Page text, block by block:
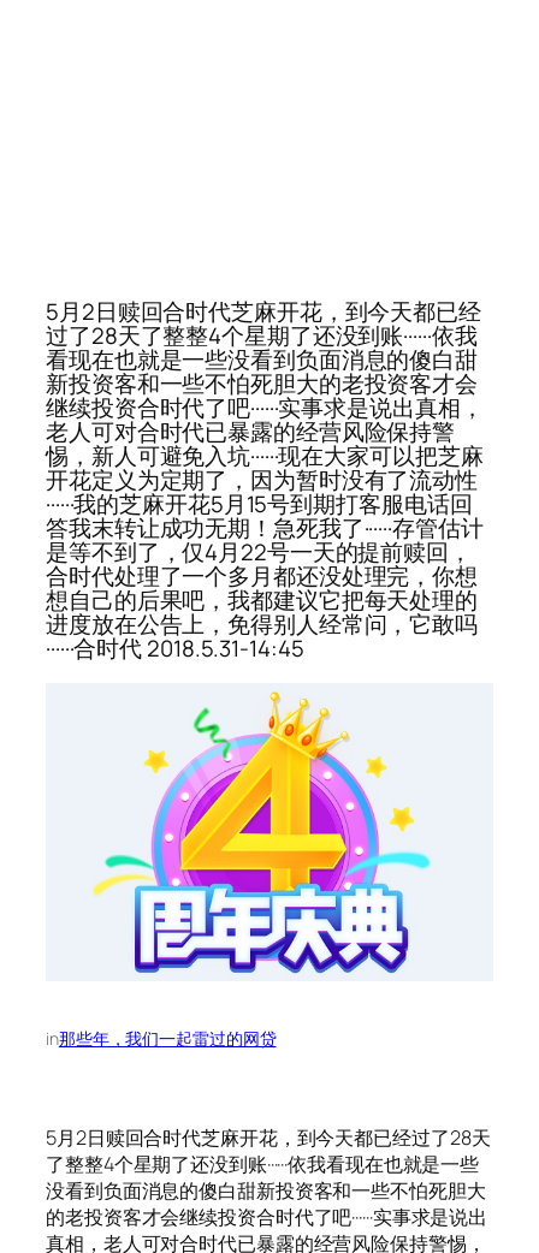
5月2日赎回合时代芝麻开花，到今天都已经
过了28天了整整4个星期了还没到账······依我
看现在也就是一些没看到负面消息的傻白甜
新投资客和一些不怕死胆大的老投资客才会
继续投资合时代了吧······实事求是说出真相，
老人可对合时代已暴露的经营风险保持警
惕，新人可避免入坑······现在大家可以把芝麻
开花定义为定期了，因为暂时没有了流动性
······我的芝麻开花5月15号到期打客服电话回
答我末转让成功无期！急死我了······存管估计
是等不到了，仅4月22号一天的提前赎回，
合时代处理了一个多月都还没处理完，你想
想自己的后果吧，我都建议它把每天处理的
进度放在公告上，免得别人经常问，它敢吗
······合时代 2018.5.31-14:45
in那些年，我们一起雷过的网贷
5月2日赎回合时代芝麻开花，到今天都已经过了28天
了整整4个星期了还没到账······依我看现在也就是一些
没看到负面消息的傻白甜新投资客和一些不怕死胆大
的老投资客才会继续投资合时代了吧······实事求是说出
真相，老人可对合时代已暴露的经营风险保持警惕，